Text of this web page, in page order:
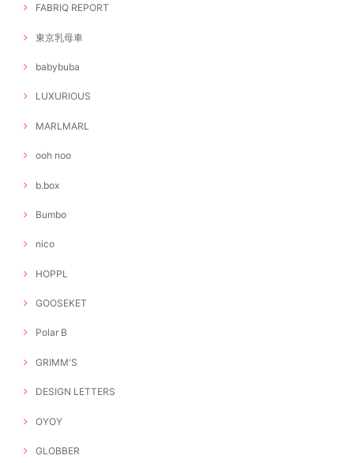
FABRIQ REPORT
東京乳母車
babybuba
LUXURIOUS
MARLMARL
ooh noo
b.box
Bumbo
nico
HOPPL
GOOSEKET
Polar B
GRIMM'S
DESIGN LETTERS
OYOY
GLOBBER